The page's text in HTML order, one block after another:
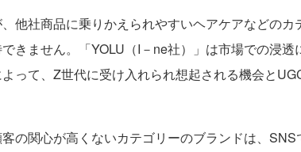
他社商品に乗りかえられやすいヘアケアなどのカ
きません。「YOLU（I－ne社）」は市場での浸透
って、Z世代に受け入れられ想起される機会と
の関心が高くないカテゴリーのブランドは、SNS